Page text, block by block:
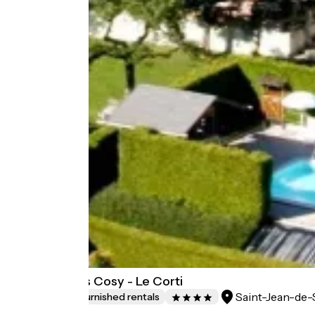
Chalet Aravis Cosy - Le Corti
Lodgings and furnished rentals Saint-Jean-